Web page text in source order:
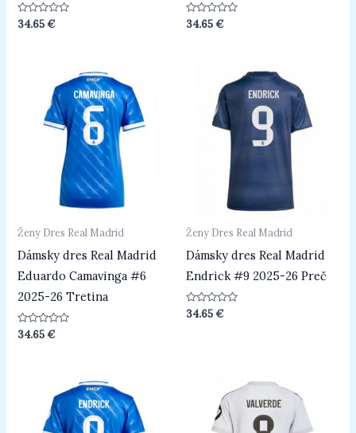
Hodnotenie
34.65€
Hodnotenie
34.65€
Ženy Dres Real Madrid
Dámsky dres Real Madrid
Eduardo Camavinga #6
2025-26 Tretina
Hodnotenie
0
34.65€
Ženy Dres Real Madrid
Dámsky dres Real Madrid
Endrick #9 2025-26 Preč
Hodnotenie
0
34.65€